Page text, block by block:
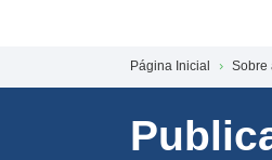
Página Inicial Sobre